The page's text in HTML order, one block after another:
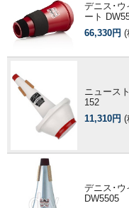
デニス･ウ
ート
66,330円 (
ニュース
152
11,310円 (
デニス･ウ
DW5505